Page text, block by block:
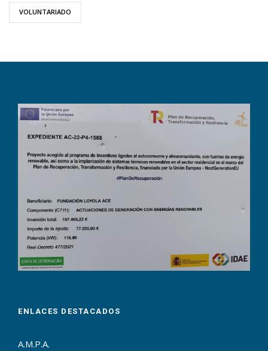
VOLUNTARIADO
ENLACES DESTACADOS
A.M.P.A.